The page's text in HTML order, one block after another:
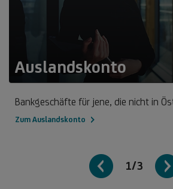
Auslandskonto
Bankgeschäfte für jene, die nicht in
Zum Auslandskonto
1/3